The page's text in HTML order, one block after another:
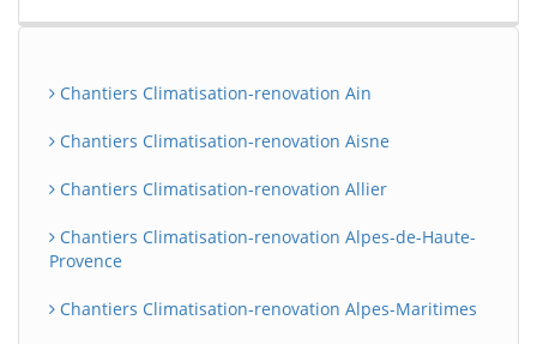
Chantiers Climatisation-renovation Ain
Chantiers Climatisation-renovation Aisne
Chantiers Climatisation-renovation Allier
Chantiers Climatisation-renovation Alpes-de-Haute-
Provence
Chantiers Climatisation-renovation Alpes-Maritimes